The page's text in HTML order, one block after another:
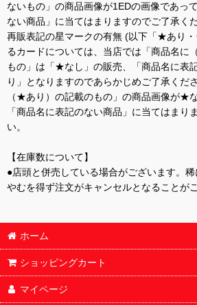
ないもの」の商品画像が1EDの画像であっ
ない商品」に当てはまりますのでご了承くだ
再販表記の星マークの有無 (以下「★あり
るカードについては、当店では「商品名に
もの」は「★なし」の販売、「商品名に表
り」となりますのであらかじめご了承くだ
（★あり）の記載のもの」の商品画像が★
「商品名に表記のない商品」に当てはまり
い。
【在庫数について】
●店頭と併売している場合がございます。稀
やむを得ず注文がキャンセルとなることが
ホーム
ショッピングカート
マイページ